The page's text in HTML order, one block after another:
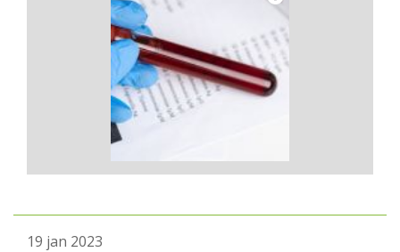
19 jan 2023